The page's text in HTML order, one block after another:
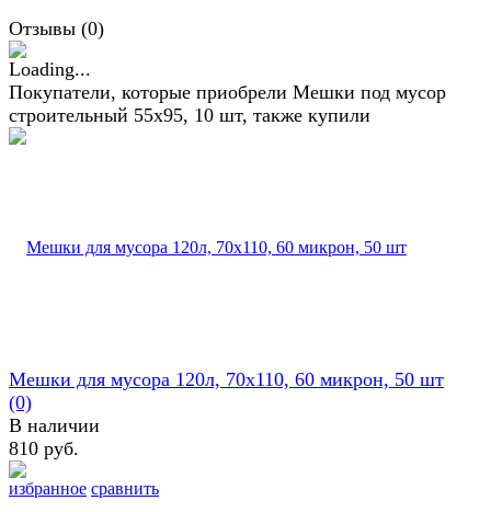
Отзывы (0)
Покупатели, которые приобрели Мешки под мусор
строительный 55х95, 10 шт, также купили
избранное сравнить
Мешки для мусора 120л, 70х110, 60 микрон, 50 шт
(0)
В наличии
810 руб.